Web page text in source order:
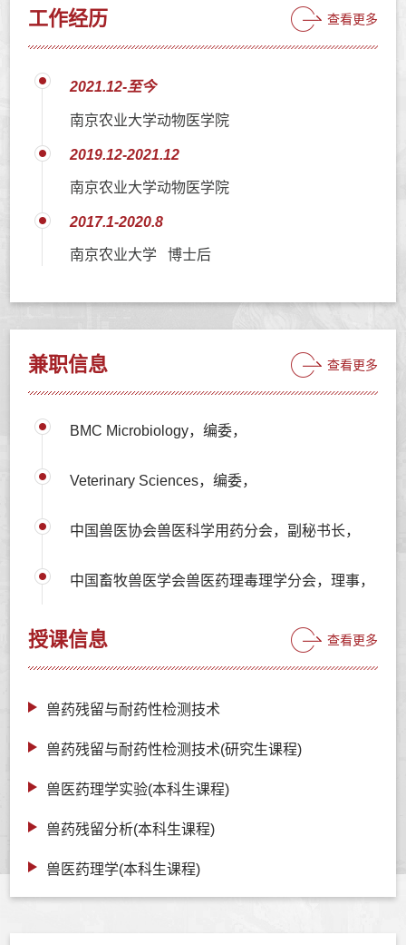
工作经历 查看更多
2021.12-至今
南京农业大学动物医学院
2019.12-2021.12
南京农业大学动物医学院
2017.1-2020.8
南京农业大学 博士后
兼职信息 查看更多
BMC Microbiology，编委，
Veterinary Sciences，编委，
中国兽医协会兽医科学用药分会，副秘书长，
中国畜牧兽医学会兽医药理毒理学分会，理事，
授课信息 查看更多
兽药残留与耐药性检测技术
兽药残留与耐药性检测技术(研究生课程)
兽医药理学实验(本科生课程)
兽药残留分析(本科生课程)
兽医药理学(本科生课程)